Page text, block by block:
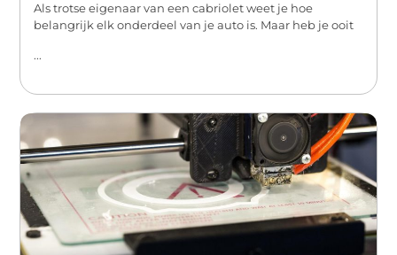
Als trotse eigenaar van een cabriolet weet je hoe
belangrijk elk onderdeel van je auto is. Maar heb je ooit
...